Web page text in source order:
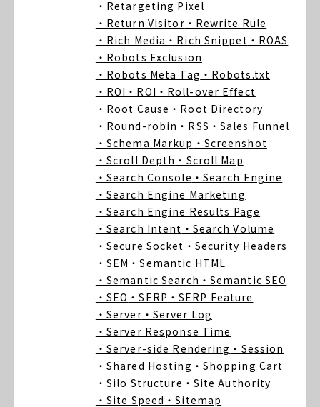
・Retargeting Pixel
・Return Visitor ・Rewrite Rule
・Rich Media ・Rich Snippet ・ROAS
・Robots Exclusion
・Robots Meta Tag ・Robots.txt
・ROI ・ROI ・Roll-over Effect
・Root Cause ・Root Directory
・Round-robin ・RSS ・Sales Funnel
・Schema Markup ・Screenshot
・Scroll Depth ・Scroll Map
・Search Console ・Search Engine
・Search Engine Marketing
・Search Engine Results Page
・Search Intent ・Search Volume
・Secure Socket ・Security Headers
・SEM ・Semantic HTML
・Semantic Search ・Semantic SEO
・SEO ・SERP ・SERP Feature
・Server ・Server Log
・Server Response Time
・Server-side Rendering ・Session
・Shared Hosting ・Shopping Cart
・Silo Structure ・Site Authority
・Site Speed ・Sitemap